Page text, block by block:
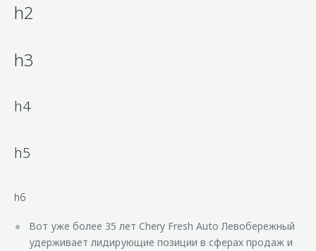
h2
h3
h4
h5
h6
Вот уже более 35 лет Chery Fresh Auto Левобережный
удерживает лидирующие позиции в сферах продаж и